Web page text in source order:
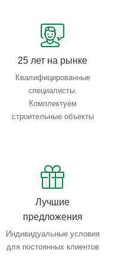
погрузка, выезд
25 лет на рынке
Квалифицированные
специалисты.
Комплектуем
строительные объекты
Лучшие
предложения
Индивидуальные условия
для постоянных клиентов